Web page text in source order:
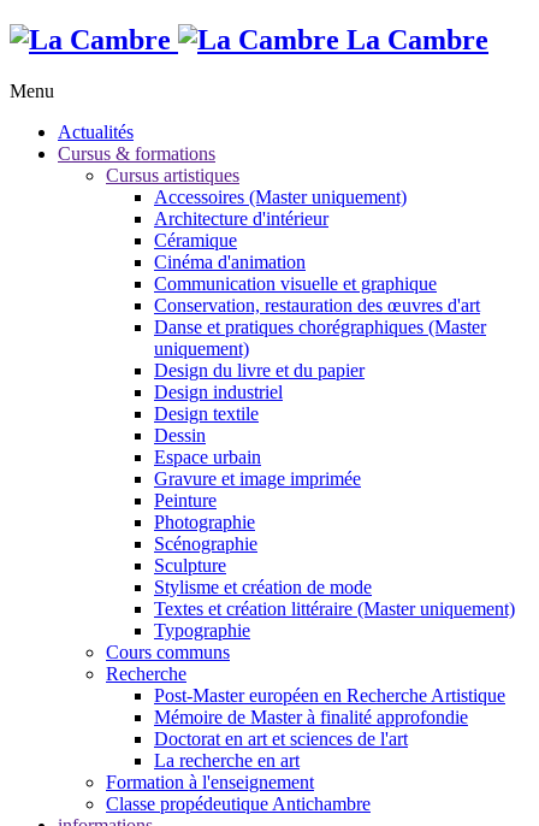
La Cambre
Menu
Actualités
Cursus & formations
Cursus artistiques
Accessoires (Master uniquement)
Architecture d'intérieur
Céramique
Cinéma d'animation
Communication visuelle et graphique
Conservation, restauration des œuvres d'art
Danse et pratiques chorégraphiques (Master
uniquement)
Design du livre et du papier
Design industriel
Design textile
Dessin
Espace urbain
Gravure et image imprimée
Peinture
Photographie
Scénographie
Sculpture
Stylisme et création de mode
Textes et création littéraire (Master uniquement)
Typographie
Cours communs
Recherche
Post-Master européen en Recherche Artistique
Mémoire de Master à finalité approfondie
Doctorat en art et sciences de l'art
La recherche en art
Formation à l'enseignement
Classe propédeutique Antichambre